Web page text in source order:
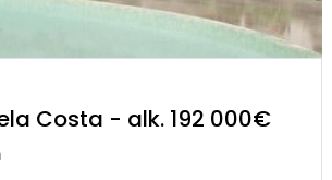
Costa - alk. 192 000€